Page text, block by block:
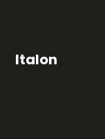
Italon